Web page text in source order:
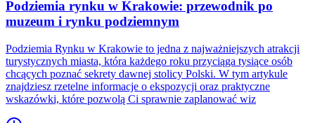
Podziemia rynku w Krakowie: przewodnik po
muzeum i rynku podziemnym
Podziemia Rynku w Krakowie to jedna z najważniejszych atrakcji
turystycznych miasta, która każdego roku przyciąga tysiące osób
chcących poznać sekrety dawnej stolicy Polski. W tym artykule
znajdziesz rzetelne informacje o ekspozycji oraz praktyczne
wskazówki, które pozwolą Ci sprawnie zaplanować wiz